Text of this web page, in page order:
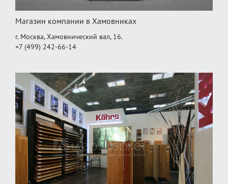
Магазин компании в Хамовниках
г. Москва, Хамовнический вал, 16.
+7 (499) 242-66-14